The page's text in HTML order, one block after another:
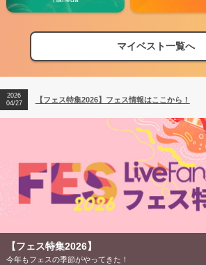
マイベスト一覧へ
【フェス特集2026】フェス情報はここから！
【ライブ動員ランキング】2026年上半期編発表！
2026
04/27
【フェス特集2026】フェス情報はここから！
2026
【ライブ動員ランキング】2026年上半期編発表！
【フェス特集2026】
今年もフェスの季節がやってきた！